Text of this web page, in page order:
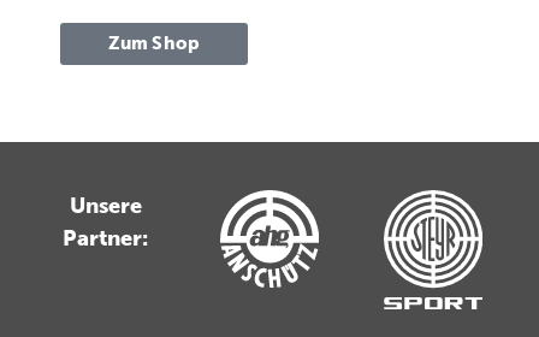
Zum Shop
Unsere
Partner: